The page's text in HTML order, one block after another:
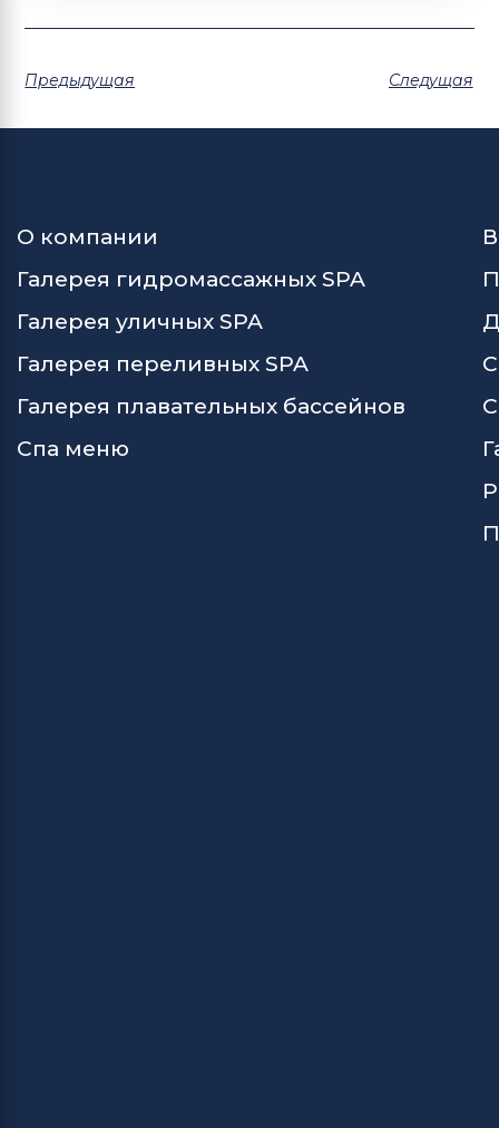
Предыдущая Следущая
О компании
Галерея гидромассажных SPA
Галерея уличных SPA
Галерея переливных SPA
Галерея плавательных бассейнов
Спа меню